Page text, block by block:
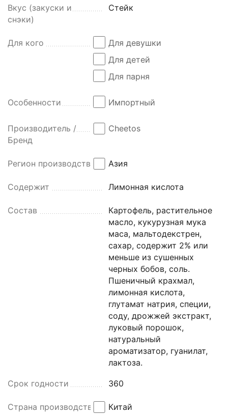
Вкус (закуски и
снэки)
Стейк
Для кого
Для девушки
Для детей
Для парня
Особенности Импортный
Производитель /
Бренд
Cheetos
Регион производства Азия
Содержит Лимонная кислота
Состав
Картофель, растительное
масло, кукурузная мука
маса, мальтодекстрен,
сахар, содержит 2% или
меньше из сушенных
черных бобов, соль.
Пшеничный крахмал,
лимонная кислота,
глутамат натрия, специи,
соду, дрожжей экстракт,
луковый порошок,
натуральный
ароматизатор, гуанилат,
лактоза.
Срок годности 360
Страна производства Китай